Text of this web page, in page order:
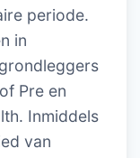
periode.
in
Pre en
Inmiddels
van